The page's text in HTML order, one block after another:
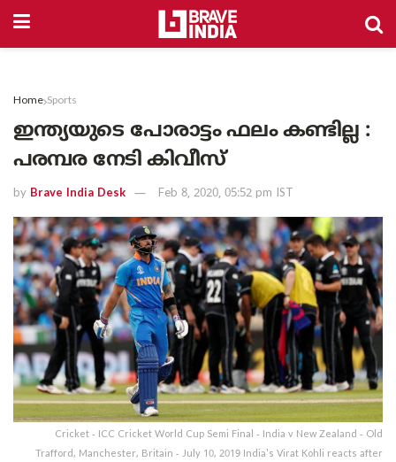
Home Sports
ഇന്ത്യയുടെ പോരാട്ടം ഫലം കണ്ടില്ല :
പരമ്പര നേടി കിവീസ്
by Brave India Desk Feb 8, 2020, 05:52 pm IST
Cricket - ICC Cricket World Cup Semi Final - India v New Zealand - Old
Trafford, Manchester, Britain - July 10, 2019 India's Virat Kohli reacts after